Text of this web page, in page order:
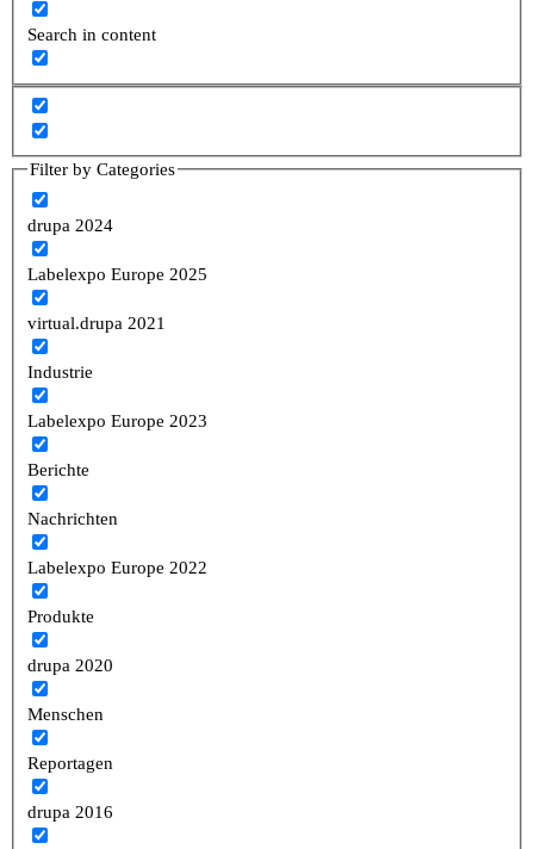
Search in content
Filter by Categories
drupa 2024
Labelexpo Europe 2025
virtual.drupa 2021
Industrie
Labelexpo Europe 2023
Berichte
Nachrichten
Labelexpo Europe 2022
Produkte
drupa 2020
Menschen
Reportagen
drupa 2016